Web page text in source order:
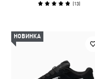
(13)
НОВИНКА